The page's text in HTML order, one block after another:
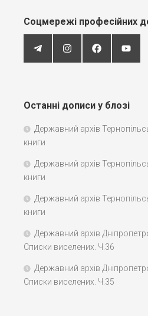
Соцмережі професійних
Останні дописи у блозі
Державний архів
книги
Державний архів
книги
Державний архів
книги
Державний архів
Списки виселених. Ч.36
Державний архів
Списки виселених. Ч.35